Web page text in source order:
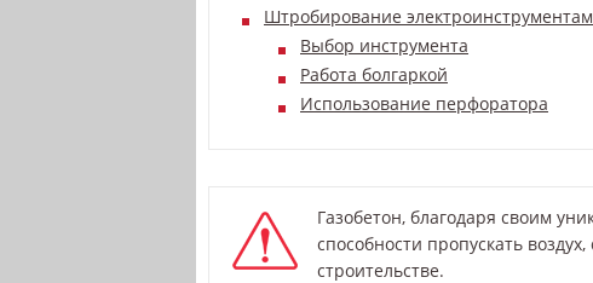
Штробирование
Выбор инструмента
Работа болгаркой
Использование перфоратора
Газобетон, благодаря своим
способности пропускать
строительстве.